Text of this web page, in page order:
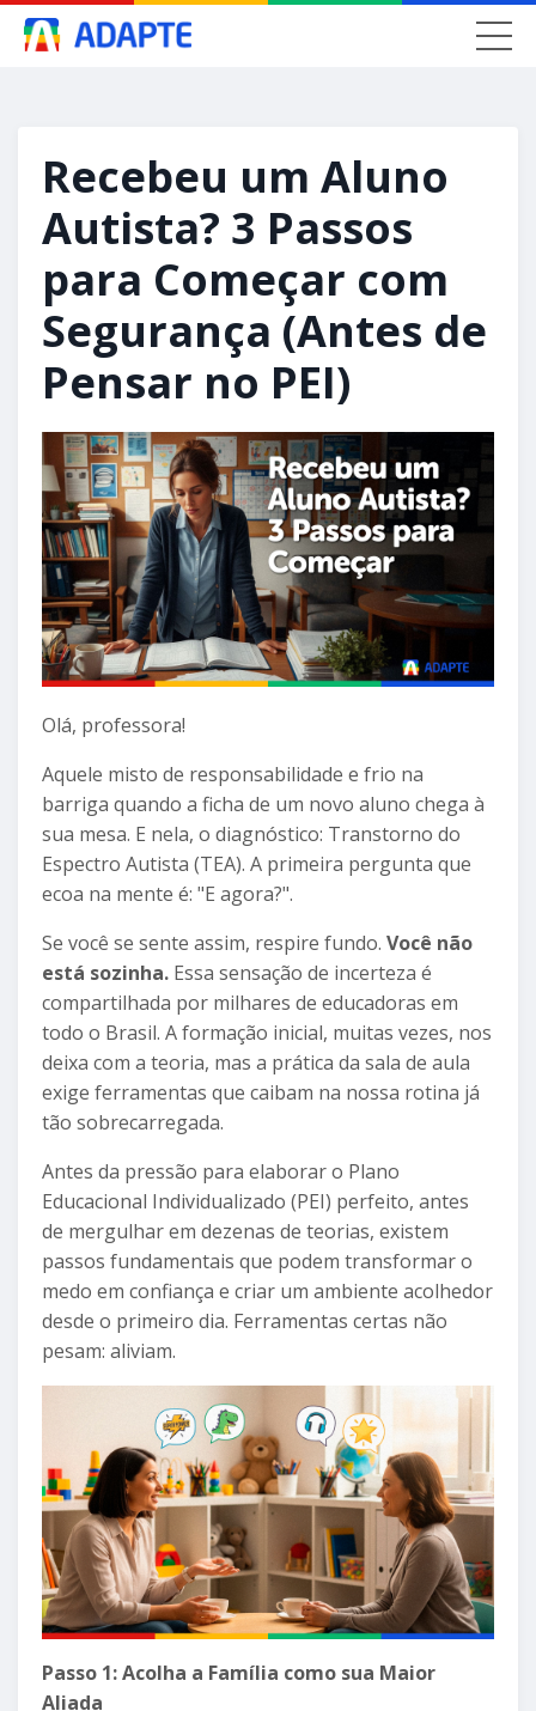
Recebeu um Aluno
Autista? 3 Passos
para Começar com
Segurança (Antes de
Pensar no PEI)
Olá, professora!
Aquele misto de responsabilidade e frio na
barriga quando a ficha de um novo aluno chega à
sua mesa. E nela, o diagnóstico: Transtorno do
Espectro Autista (TEA). A primeira pergunta que
ecoa na mente é: "E agora?".
Se você se sente assim, respire fundo. Você não
está sozinha. Essa sensação de incerteza é
compartilhada por milhares de educadoras em
todo o Brasil. A formação inicial, muitas vezes, nos
deixa com a teoria, mas a prática da sala de aula
exige ferramentas que caibam na nossa rotina já
tão sobrecarregada.
Antes da pressão para elaborar o Plano
Educacional Individualizado (PEI) perfeito, antes
de mergulhar em dezenas de teorias, existem
passos fundamentais que podem transformar o
medo em confiança e criar um ambiente acolhedor
desde o primeiro dia. Ferramentas certas não
pesam: aliviam.
Passo 1: Acolha a Família como sua Maior
Aliada